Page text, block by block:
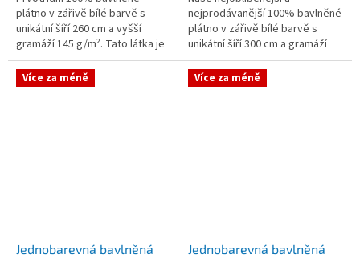
plátno v zářivě bílé barvě s
unikátní šíří 260 cm a vyšší
gramáží 145 g/m². Tato látka je
díky svým rozměrům a
odolnosti speciálně určena pro
šití...
nejprodávanější 100% bavlněné
plátno v zářivě bílé barvě s
unikátní šíří 300 cm a gramáží
145 g/m². Tato látka je
jedničkou na trhu pro šití
nadrozměrných...
Více za méně
Jednobarevná bavlněná
Více za méně
Jednobarevná bavlněná